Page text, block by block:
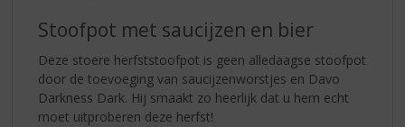
Stoofpot met saucijzen en bier
Deze stoere herfststoofpot is geen alledaagse stoofpot
door de toevoeging van saucijzenworstjes en Davo
Darkness Dark. Hij smaakt zo heerlijk dat u hem echt
moet uitproberen deze herfst!